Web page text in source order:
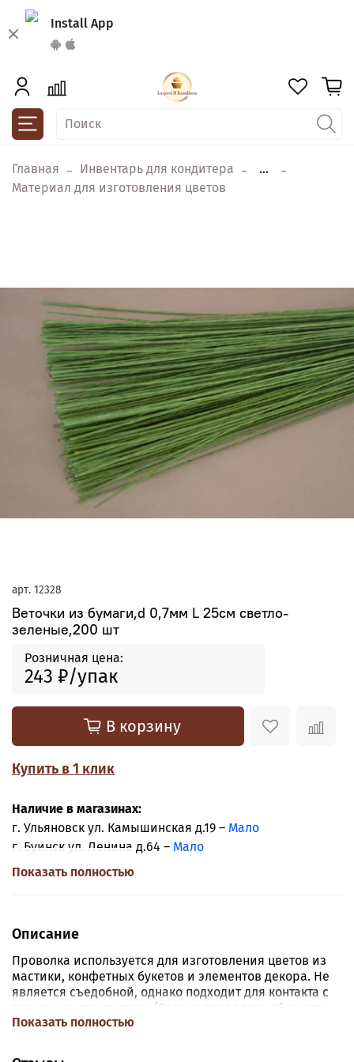
Install App
Главная Инвентарь для кондитера
...
Материал для изготовления цветов
арт. 12328
Веточки из бумаги,d 0,7мм L 25см светло-
зеленые,200 шт
Розничная цена:
243 ₽
В корзину
Купить в 1 клик
Наличие в магазинах:
г. Ульяновск ул. Камышинская д.19 – Мало
г. Буинск ул. Ленина д.64 – Мало
Показать полностью
Описание
Проволка используется для изготовления цветов из
мастики, конфетных букетов и элементов декора. Не
является съедобной, однако подходит для контакта с
пищевыми продуктами (Сверху проволока обернута
хлопчатобумажной нитью для предотвращения
Показать полностью